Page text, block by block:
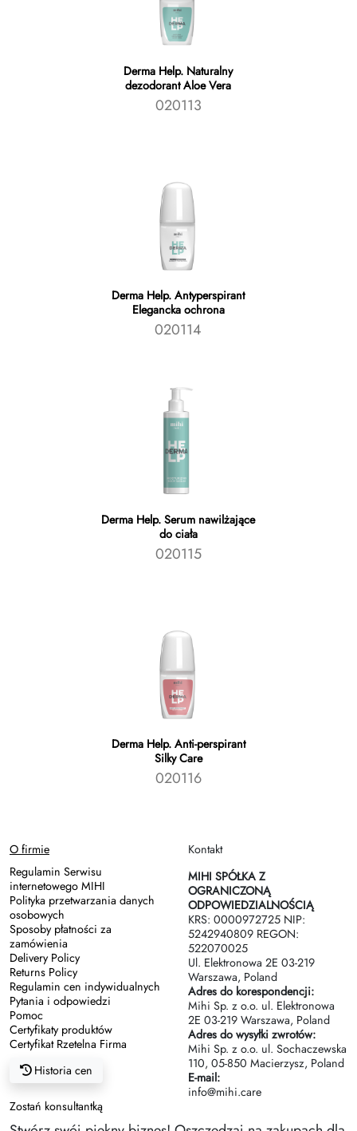
Derma Help. Naturalny
dezodorant Aloe Vera
020113
Derma Help. Antyperspirant
Elegancka ochrona
020114
Derma Help. Serum nawilżające
do ciała
020115
Derma Help. Аnti-perspirant
Silky Care
020116
O firmie
Regulamin Serwisu
internetowego MIHI
Polityka przetwarzania danych
osobowych
Sposoby płatności za
zamówienia
Delivery Policy
Returns Policy
Regulamin cen indywidualnych
Pytania i odpowiedzi
Pomoc
Certyfikaty produktów
Certyfikat Rzetelna Firma
Historia cen
Kontakt
MIHI SPÓŁKA Z
OGRANICZONĄ
ODPOWIEDZIALNOŚCIĄ
KRS: 0000972725 NIP:
5242940809 REGON:
522070025
Ul. Elektronowa 2Е 03-219
Warszawa, Poland
Adres do korespondencji:
Mihi Sp. z o.o. ul. Elektronowa
2Е 03-219 Warszawa, Poland
Adres do wysyłki zwrotów:
Mihi Sp. z o.o. ul. Sochaczewska
110, 05-850 Macierzysz, Poland
E-mail:
info@mihi.care
Zostań konsultantką